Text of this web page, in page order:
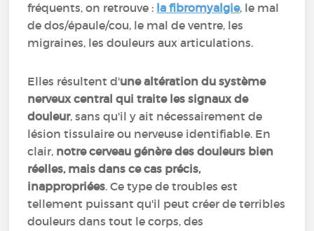
fréquents, on retrouve : la fibromyalgie, le mal
de dos/épaule/cou, le mal de ventre, les
migraines, les douleurs aux articulations.
Elles résultent d'une altération du système
nerveux central qui traite les signaux de
douleur, sans qu'il y ait nécessairement de
lésion tissulaire ou nerveuse identifiable. En
clair, notre cerveau génère des douleurs bien
réelles, mais dans ce cas précis,
inappropriées. Ce type de troubles est
tellement puissant qu'il peut créer de terribles
douleurs dans tout le corps, des